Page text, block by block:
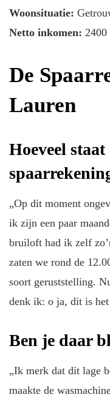
Woonsituatie:
Netto inkomen: 2400
De
Lauren
Hoeveel
„Op dit moment
ik zijn een paar
bruiloft had ik zelf
zaten we rond de
soort geruststelling.
denk ik: o ja, dit is het
Ben je daar
„Ik merk dat dit lage
maakte de